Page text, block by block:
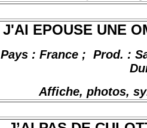
J'AI EPOUSE UNE
Pays : France ; Prod. :
Affiche, photos,